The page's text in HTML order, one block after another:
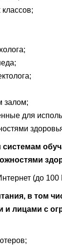
залом;
для
(до 100
в том
и лицами с